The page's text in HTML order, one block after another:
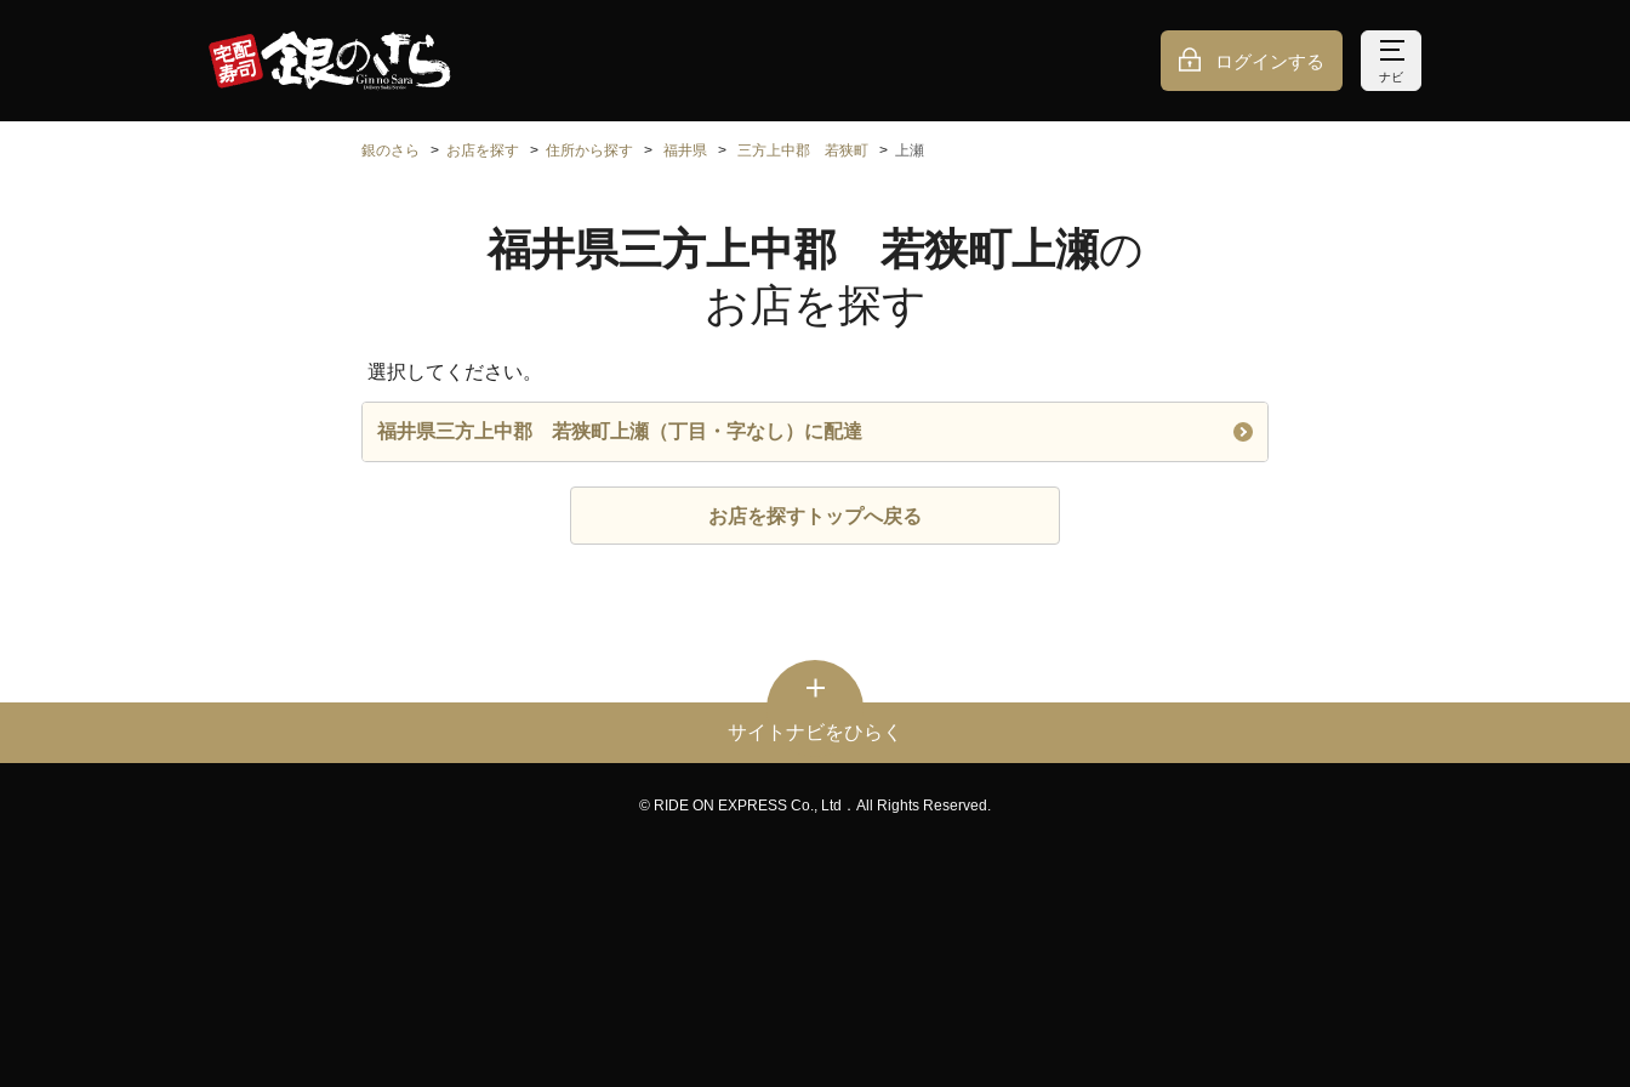
ログインする
ナビ
銀のさら お店を探す 住所から探す 福井県 三方上中郡 若狭町 上瀬
福井県三方上中郡 若狭町上瀬の
お店を探す
選択してください。
福井県三方上中郡 若狭町上瀬（丁目・字なし）に配達
お店を探すトップへ戻る
サイトナビをひらく
© RIDE ON EXPRESS Co., Ltd．All Rights Reserved.